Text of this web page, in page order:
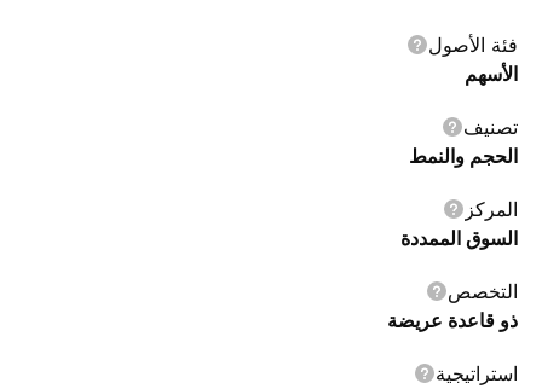
فئة الأصول
الأسهم
تصنيف
الحجم والنمط
المركز
السوق الممددة
التخصص
ذو قاعدة عريضة
استراتيجية